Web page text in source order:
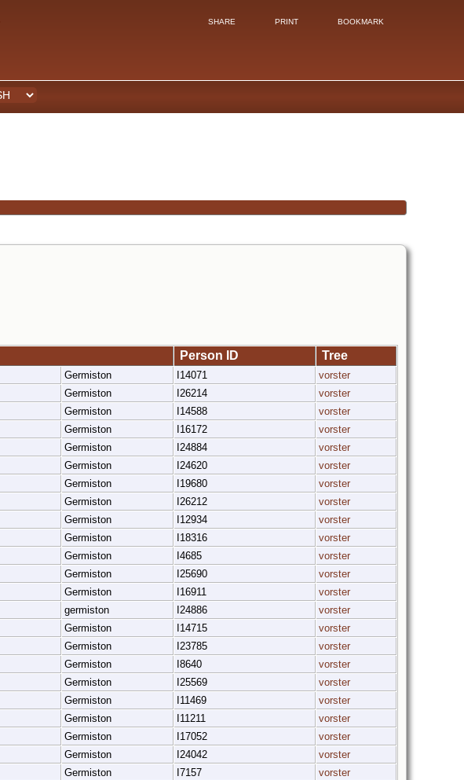
SHARE PRINT BOOKMARK
Person ID Tree
Germiston I14071
vorster
Germiston I26214
vorster
Germiston I14588
vorster
Germiston I16172
vorster
Germiston I24884
vorster
Germiston I24620
vorster
Germiston I19680
vorster
Germiston I26212
vorster
Germiston I12934
vorster
Germiston I18316
vorster
Germiston I4685
vorster
Germiston I25690
vorster
Germiston I16911
vorster
germiston I24886
vorster
Germiston I14715
vorster
Germiston I23785
vorster
Germiston I8640
vorster
Germiston I25569
vorster
Germiston I11469
vorster
Germiston I11211
vorster
Germiston I17052
vorster
Germiston I24042
vorster
Germiston I7157
vorster